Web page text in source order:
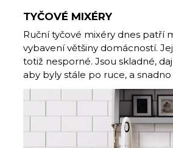
TYČOVÉ MIXÉRY
Ruční tyčové mixéry dnes patří
vybavení většiny domácností.
totiž nesporné. Jsou skladné,
aby byly stále po ruce, a snadno